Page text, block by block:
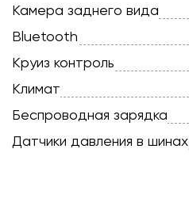
Камера заднего вида
Bluetooth
Круиз контроль
Климат
Беспроводная зарядка
Датчики давления в шинах